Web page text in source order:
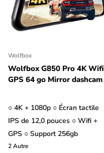
Wolfbox
Wolfbox G850 Pro 4K Wifi
GPS 64 go Mirror dashcam
○ 4K + 1080p ○ Écran tactile
IPS de 12,0 pouces ○ Wifi +
GPS ○ Support 256gb
2Autre